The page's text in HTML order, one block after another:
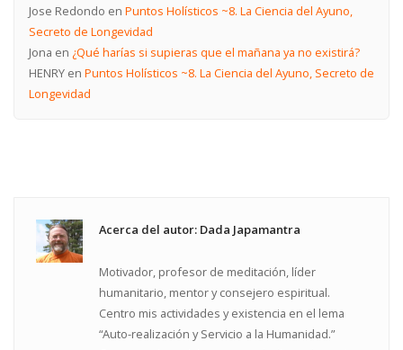
Jose Redondo en Puntos Holísticos ~8. La Ciencia del Ayuno,
Secreto de Longevidad
Jona en ¿Qué harías si supieras que el mañana ya no existirá?
HENRYen Puntos Holísticos ~8. La Ciencia del Ayuno, Secreto de
Longevidad
Acerca del autor: Dada Japamantra
Motivador, profesor de meditación, líder
humanitario, mentor y consejero espiritual.
Centro mis actividades y existencia en el lema
“Auto-realización y Servicio a la Humanidad.”